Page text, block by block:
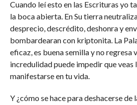
Cuando leí esto en las Escrituras yo
la boca abierta. En Su tierra
desprecio, descrédito, deshonra y
bombardearan con kriptonita. La
eficaz, es buena semilla y no regresa
incredulidad puede impedir que veas
manifestarse en tu vida.
Y ¿cómo se hace para deshacerse de